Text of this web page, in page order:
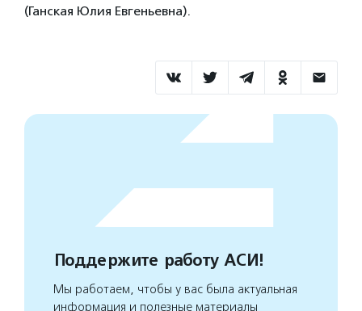
(Ганская Юлия Евгеньевна).
Поддержите работу АСИ!
Мы работаем, чтобы у вас была актуальная
информация и полезные материалы